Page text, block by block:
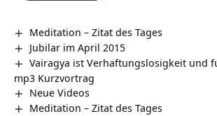
Meditation – Zitat des Tages
Jubilar im April 2015
Vairagya ist Verhaftungslosigkeit und
mp3 Kurzvortrag
Neue Videos
Meditation – Zitat des Tages